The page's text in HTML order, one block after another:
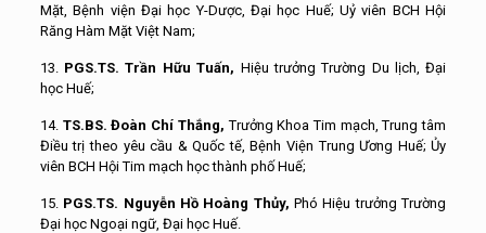
Mặt, Bệnh viện Đại học Y-Dược, Đại học Huế; Uỷ viên BCH Hội
Răng Hàm Mặt Việt Nam;
13. PGS.TS. Trần Hữu Tuấn, Hiệutrưởng Trường Du lịch , Đại
học Huế;
14. TS.BS. Đoàn Chí Thắng,Trưởng Khoa Tim mạch, Trungtâm
Điềutrịtheo yêucầu & Quốctế, Bệnh Viện Trung Ương Huế; Ủy
viên BCH Hội Tim mạch học thành phố Huế;
15. PGS.TS. Nguyễn Hồ Hoàng Thủy,Phó Hiệu trưởngTrường
Đại học Ngoại ngữ, Đại học Huế.